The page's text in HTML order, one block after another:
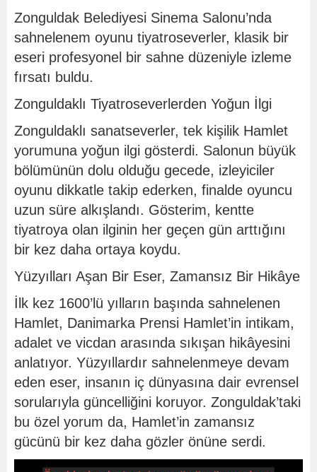
Zonguldak Belediyesi Sinema Salonu’nda
sahnelenem oyunu tiyatroseverler, klasik bir
eseri profesyonel bir sahne düzeniyle izleme
fırsatı buldu.
Zonguldaklı Tiyatroseverlerden Yoğun İlgi
Zonguldaklı sanatseverler, tek kişilik Hamlet
yorumuna yoğun ilgi gösterdi. Salonun büyük
bölümünün dolu olduğu gecede, izleyiciler
oyunu dikkatle takip ederken, finalde oyuncu
uzun süre alkışlandı. Gösterim, kentte
tiyatroya olan ilginin her geçen gün arttığını
bir kez daha ortaya koydu.
Yüzyılları Aşan Bir Eser, Zamansız Bir Hikâye
İlk kez 1600’lü yılların başında sahnelenen
Hamlet, Danimarka Prensi Hamlet’in intikam,
adalet ve vicdan arasında sıkışan hikâyesini
anlatıyor. Yüzyıllardır sahnelenmeye devam
eden eser, insanın iç dünyasına dair evrensel
sorularıyla güncelliğini koruyor. Zonguldak’taki
bu özel yorum da, Hamlet’in zamansız
gücünü bir kez daha gözler önüne serdi.